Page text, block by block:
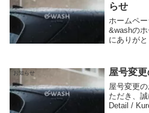
らせ
ホームペ
&washの
にありが
ページを
成を見直
お知らせ 屋号変
屋号変更
ただき、
Detail /